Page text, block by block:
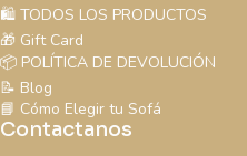
🛍️ TODOS LOS PRODUCTOS
🎁 Gift Card
📦 POLÍTICA DE DEVOLUCIÓN
📝 Blog
📘 Cómo Elegir tu Sofá
Contactanos